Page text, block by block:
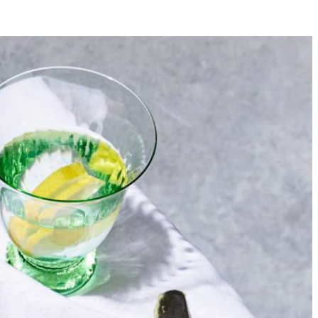
de carpaccio, rucola, kappertjes, zongedroogde tomaten,